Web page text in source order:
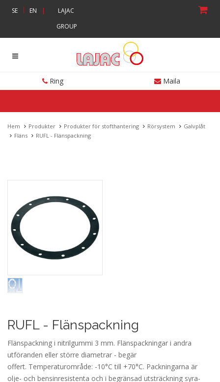
SE | EN |
LAJAC
GROUP
Ring Maila
Hem Produkter Produkter för stofthantering Rörsystem
Galvplåt
Fläns
RUFL - Flänspackning
RUFL - Flänspackning
Flänspackning i nitrilgummi 3 mm. Flänspackningar i andra
utföranden eller större diametrar - begär
offert. Temperaturområde: -10°C till +70°C. Packningarna är
olje- och bensinresistenta och i begränsad utsträckning syra-